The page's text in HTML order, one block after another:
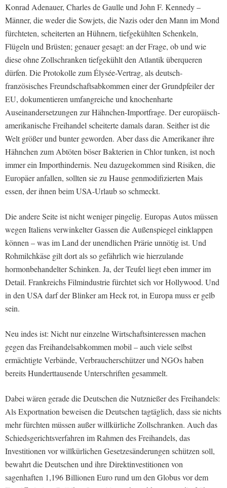
Konrad Adenauer, Charles de Gaulle und John F. Kennedy –
Männer, die weder die Sowjets, die Nazis oder den Mann im Mond
fürchteten, scheiterten an Hühnern, tiefgekühlten Schenkeln,
Flügeln und Brüsten; genauer gesagt: an der Frage, ob und wie
diese ohne Zollschranken tiefgekühlt den Atlantik überqueren
dürfen. Die Protokolle zum Élysée-Vertrag, als deutsch-
französisches Freundschaftsabkommen einer der Grundpfeiler der
EU, dokumentieren umfangreiche und knochenharte
Auseinandersetzungen zur Hähnchen-Importfrage. Der europäisch-
amerikanische Freihandel scheiterte damals daran. Seither ist die
Welt größer und bunter geworden. Aber dass die Amerikaner ihre
Hähnchen zum Abtöten böser Bakterien in Chlor tunken, ist noch
immer ein Importhindernis. Neu dazugekommen sind Risiken, die
Europäer anfallen, sollten sie zu Hause genmodifizierten Mais
essen, der ihnen beim USA-Urlaub so schmeckt.
Die andere Seite ist nicht weniger pingelig. Europas Autos müssen
wegen Italiens verwinkelter Gassen die Außenspiegel einklappen
können – was im Land der unendlichen Prärie unnötig ist. Und
Rohmilchkäse gilt dort als so gefährlich wie hierzulande
hormonbehandelter Schinken. Ja, der Teufel liegt eben immer im
Detail. Frankreichs Filmindustrie fürchtet sich vor Hollywood. Und
in den USA darf der Blinker am Heck rot, in Europa muss er gelb
sein.
Neu indes ist: Nicht nur einzelne Wirtschaftsinteressen machen
gegen das Freihandelsabkommen mobil – auch viele selbst
ermächtigte Verbände, Verbraucherschützer und NGOs haben
bereits Hunderttausende Unterschriften gesammelt.
Dabei wären gerade die Deutschen die Nutznießer des Freihandels:
Als Exportnation beweisen die Deutschen tagtäglich, dass sie nichts
mehr fürchten müssen außer willkürliche Zollschranken. Auch das
Schiedsgerichtsverfahren im Rahmen des Freihandels, das
Investitionen vor willkürlichen Gesetzesänderungen schützen soll,
bewahrt die Deutschen und ihre Direktinvestitionen von
sagenhaften 1,196 Billionen Euro rund um den Globus vor dem